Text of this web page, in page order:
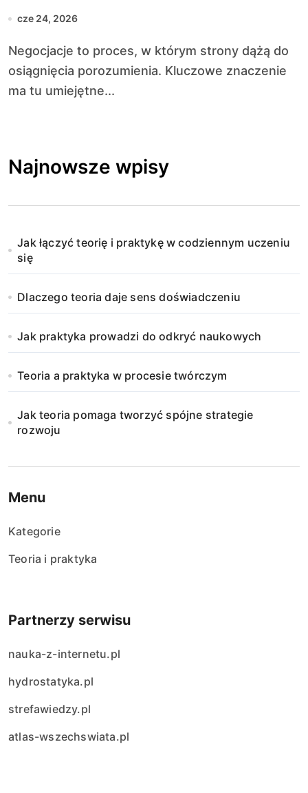
cze 24, 2026
Negocjacje to proces, w którym strony dążą do
osiągnięcia porozumienia. Kluczowe znaczenie
ma tu umiejętne...
Najnowsze wpisy
Jak łączyć teorię i praktykę w codziennym uczeniu
się
Dlaczego teoria daje sens doświadczeniu
Jak praktyka prowadzi do odkryć naukowych
Teoria a praktyka w procesie twórczym
Jak teoria pomaga tworzyć spójne strategie
rozwoju
Menu
Kategorie
Teoria i praktyka
Partnerzy serwisu
nauka-z-internetu.pl
hydrostatyka.pl
strefawiedzy.pl
atlas-wszechswiata.pl